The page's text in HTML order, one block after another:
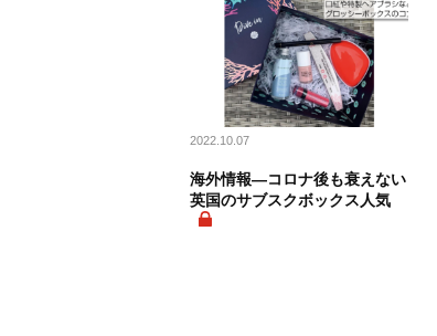
2022.10.07
海外情報―コロナ後も衰えない
英国のサブスクボックス人気